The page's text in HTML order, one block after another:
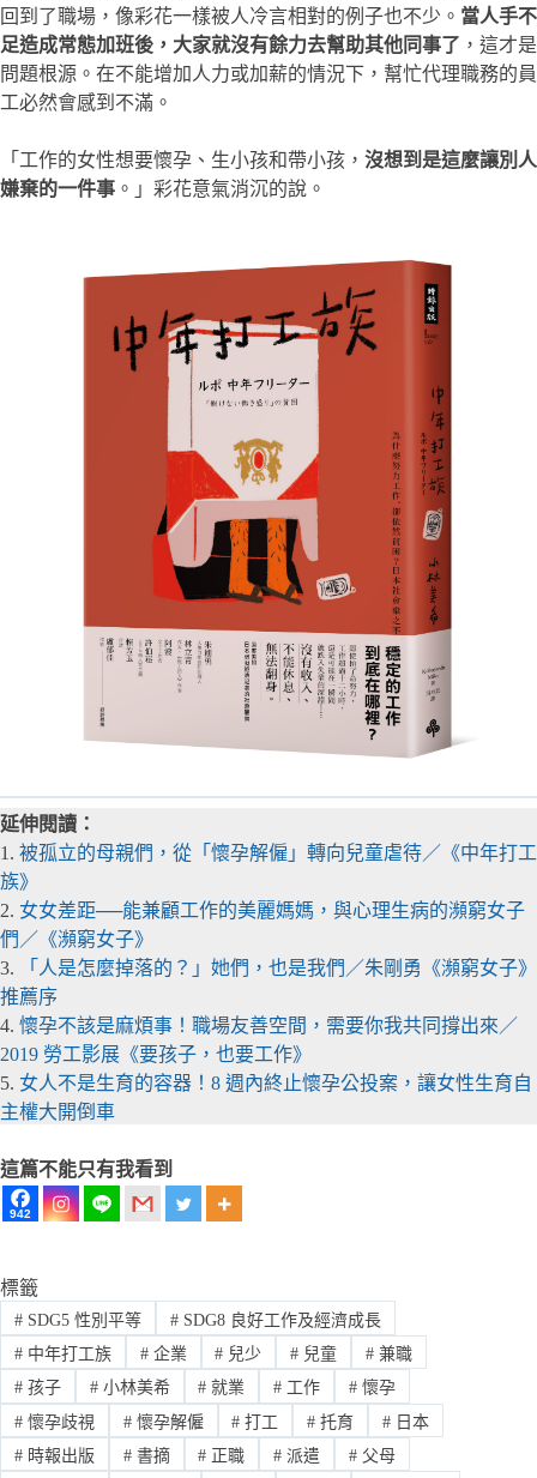
回到了職場，像彩花一樣被人冷言相對的例子也不少。 當人手不
足造成常態加班後，大家就沒有餘力去幫助其他同事了 ，這才是
問題根源。在不能增加人力或加薪的情況下，幫忙代理職務的員
工必然會感到不滿。
「工作的女性想要懷孕、生小孩和帶小孩， 沒想到是這麼讓別人
嫌棄的一件事 。」彩花意氣消沉的說。
延伸閱讀：
1. 被孤立的母親們，從「懷孕解僱」轉向兒童虐待／《中年打工
族》
2. 女女差距──能兼顧工作的美麗媽媽，與心理生病的瀕窮女子
們／《瀕窮女子》
3.
「人是怎麼掉落的？」她們，也是我們／朱剛勇《瀕窮女子》
推薦序
4. 懷孕不該是麻煩事！職場友善空間，需要你我共同撐出來／
2019 勞工影展《要孩子，也要工作》
5. 女人不是生育的容器！8 週內終止懷孕公投案，讓女性生育自
主權大開倒車
這篇不能只有我看到
942
標籤
#SDG5 性別平等 #SDG8 良好工作及經濟成長
#中年打工族 #企業 # 兒少 # 兒童 # 兼職
#孩子 #小林美希 # 就業 # 工作 # 懷孕
#懷孕歧視 #懷孕解僱 # 打工 # 托育 # 日本
#時報出版 #書摘 # 正職 # 派遣 # 父母